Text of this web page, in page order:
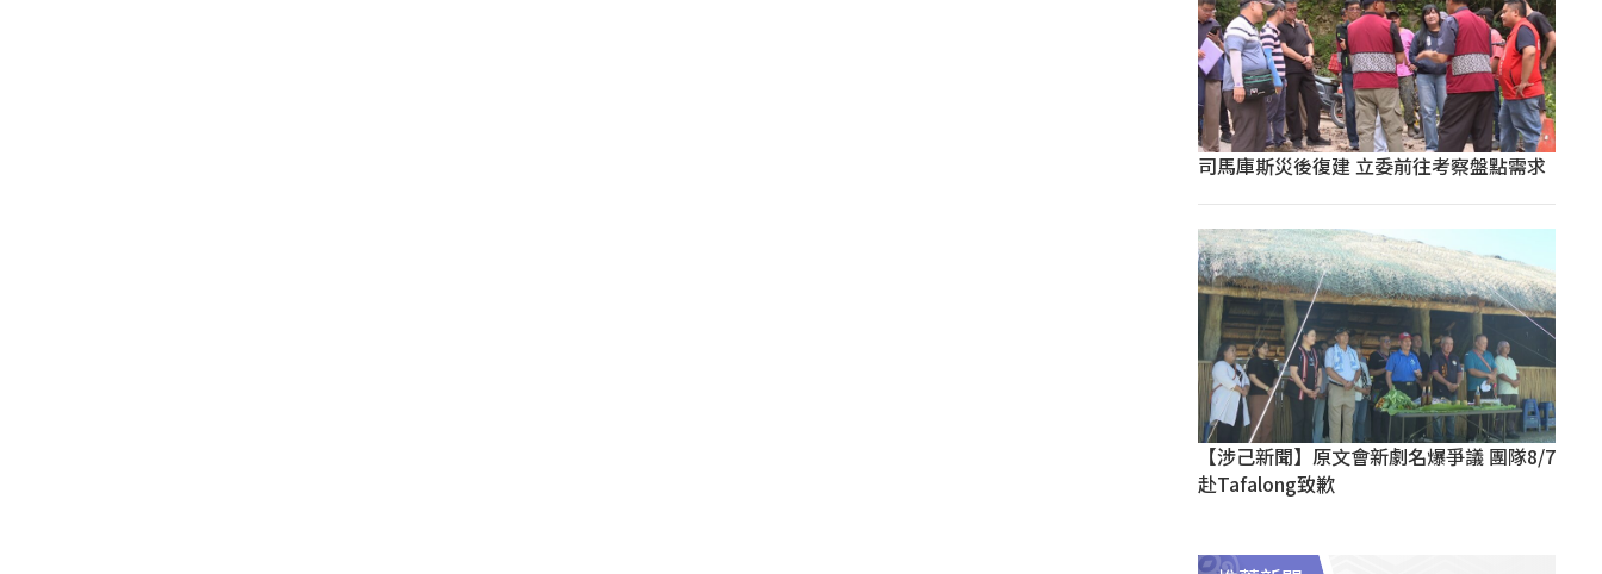
司馬庫斯災後復建 立委前往考察盤點需求
【涉己新聞】原文會新劇名爆爭議 團隊8/7
赴Tafalong致歉